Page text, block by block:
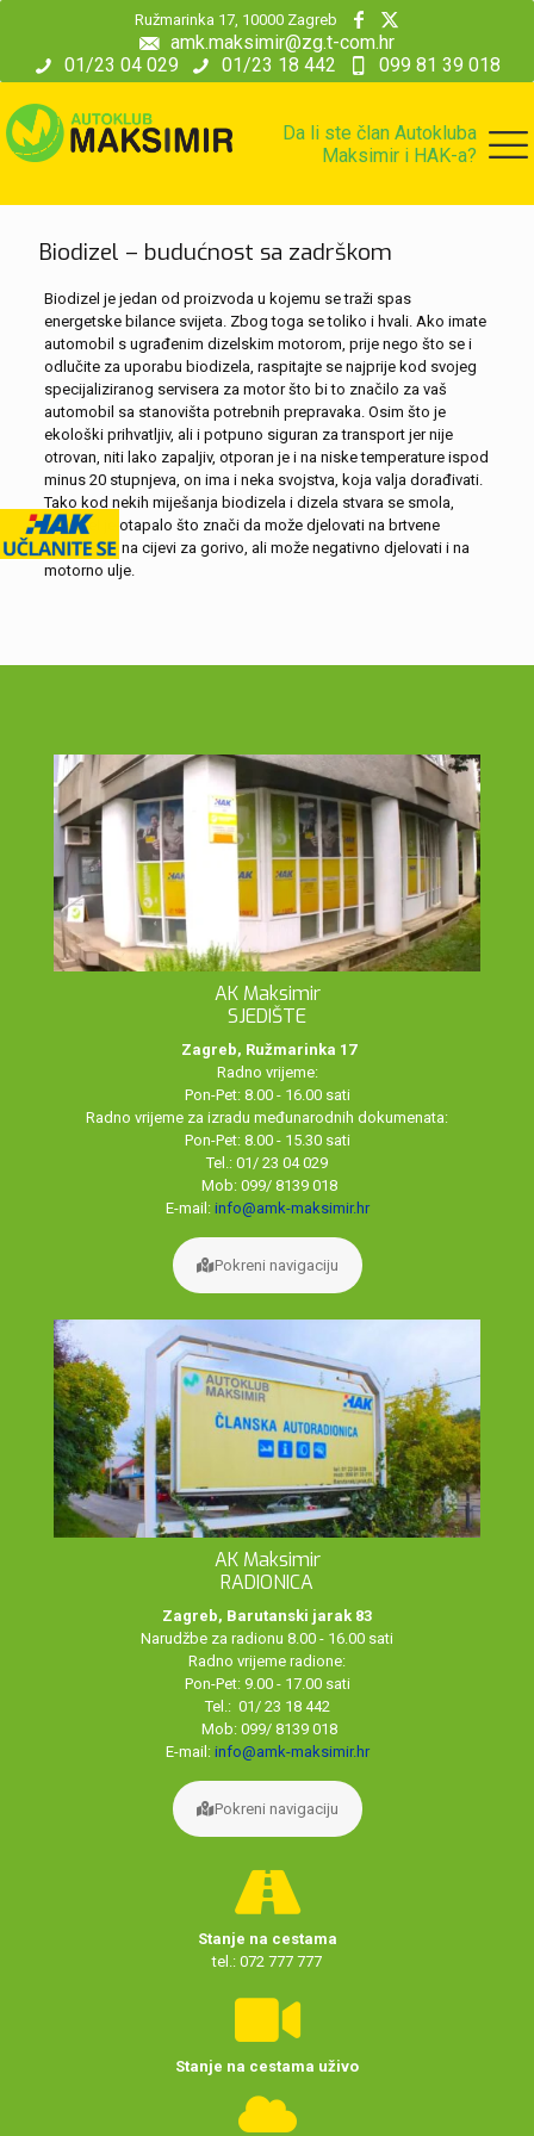
01/23 04 029 01/23 18 442 099 81 39 018
amk.maksimir@zg.t-com.hr
Ružmarinka 17, 10000 Zagreb
Da li ste član Autokluba
Maksimir i HAK-a?
Biodizel – budućnost sa zadrškom
Biodizel je jedan od proizvoda u kojemu se traži spas
energetske bilance svijeta. Zbog toga se toliko i hvali. Ako imate
automobil s ugrađenim dizelskim motorom, prije nego što se i
odlučite za uporabu biodizela, raspitajte se najprije kod svojeg
specijaliziranog servisera za motor što bi to značilo za vaš
automobil sa stanovišta potrebnih prepravaka. Osim što je
ekološki prihvatljiv, ali i potpuno siguran za transport jer nije
otrovan, niti lako zapaljiv, otporan je i na niske temperature ispod
minus 20 stupnjeva, on ima i neka svojstva, koja valja dorađivati.
Tako kod nekih miješanja biodizela i dizela stvara se smola,
biodizel je otapalo što znači da može djelovati na brtvene
materijale i na cijevi za gorivo, ali može negativno djelovati i na
motorno ulje.
AK Maksimir
SJEDIŠTE
Zagreb, Ružmarinka 17
Radno vrijeme:
Pon-Pet: 8.00 - 16.00 sati
Radno vrijeme za izradu međunarodnih dokumenata:
Pon-Pet: 8.00 - 15.30 sati
Tel.: 01/ 23 04 029
Mob: 099/ 8139 018
E-mail: info@amk-maksimir.hr
Pokreni navigaciju
AK Maksimir
RADIONICA
Zagreb, Barutanski jarak 83
Narudžbe za radionu 8.00 - 16.00 sati
Radno vrijeme radione:
Pon-Pet: 9.00 - 17.00 sati
Tel.: 01/ 23 18 442
Mob: 099/ 8139 018
E-mail: info@amk-maksimir.hr
Pokreni navigaciju
Stanje na cestama
tel.: 072 777 777
Stanje na cestama uživo